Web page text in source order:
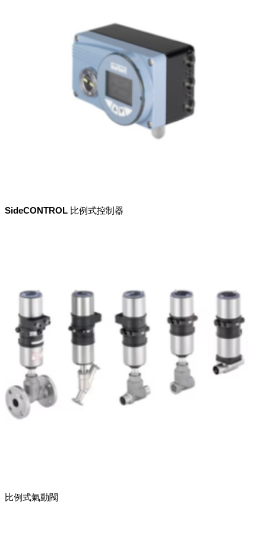
SideCONTROL 比例式控制器
比例式氣動閥